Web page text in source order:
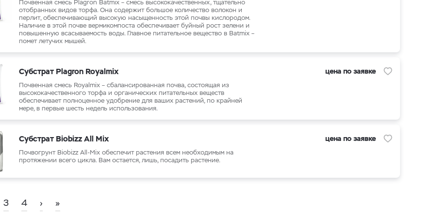
Почвенная смесь Plagron Batmix – смесь высококачественных, тщательно
отобранных видов торфа. Она содержит большое количество волокон и
перлит, обеспечивающий высокую насыщенность этой почвы кислородом.
Наличие в этой почве вермикомпоста обеспечивает буйный рост зелени и
повышенную всасываемость воды. Главное питательное вещество в Batmix –
помет летучих мышей.
Субстрат Plagron Royalmix
Почвенная смесь Royalmix – cбалансированная почва, состоящая из
высококачественного торфа и органических питательных веществ
обеспечивает полноценное удобрение для ваших растений, по крайней
мере, в первые шесть недель использования.
цена по заявке
Субстрат Biobizz All Mix
Почвогрунт Biobizz All-Mix обеспечит растения всем необходимым на
протяжении всего цикла. Вам остается, лишь, посадить растение.
цена по заявке
3 4 › »